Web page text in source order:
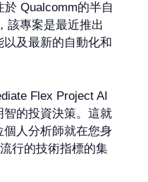
Qualcomm的半自
該專案是最近推出
及最新的自動化和
Flex Project AI
的投資決策。這就
人分析師就在您身
行的技術指標的集